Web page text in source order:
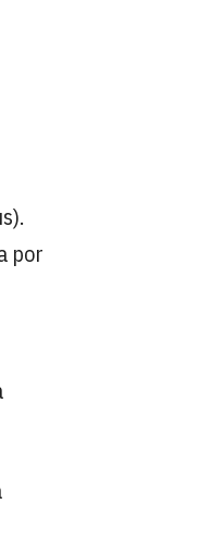
por